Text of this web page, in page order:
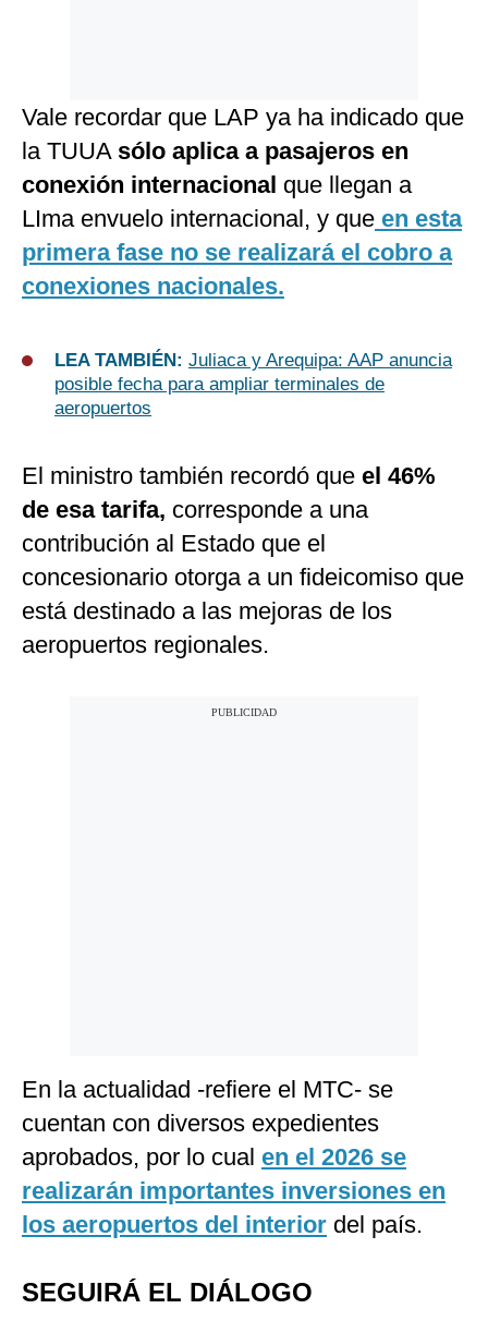
Vale recordar que LAP ya ha indicado que
la TUUA sólo aplica a pasajeros en
conexión internacional que llegan a
LIma envuelo internacional, y que en esta
primera fase no se realizará el cobro a
conexiones nacionales.
LEA TAMBIÉN: Juliaca y Arequipa: AAP anuncia
posible fecha para ampliar terminales de
aeropuertos
El ministro también recordó que el 46%
de esa tarifa, corresponde a una
contribución al Estado que el
concesionario otorga a un fideicomiso que
está destinado a las mejoras de los
aeropuertos regionales.
En la actualidad -refiere el MTC- se
cuentan con diversos expedientes
aprobados, por lo cual en el 2026 se
realizarán importantes inversiones en
los aeropuertos del interior del país.
SEGUIRÁ EL DIÁLOGO